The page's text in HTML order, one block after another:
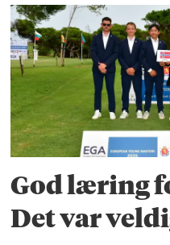
God læring
Det var